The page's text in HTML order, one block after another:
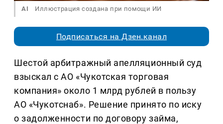
AI Иллюстрация создана при помощи ИИ
Подписаться на Дзен.канал
Шестой арбитражный апелляционный суд
взыскал с АО «Чукотская торговая
компания» около 1 млрд рублей в пользу
АО «Чукотснаб». Решение принято по иску
о задолженности по договору займа,